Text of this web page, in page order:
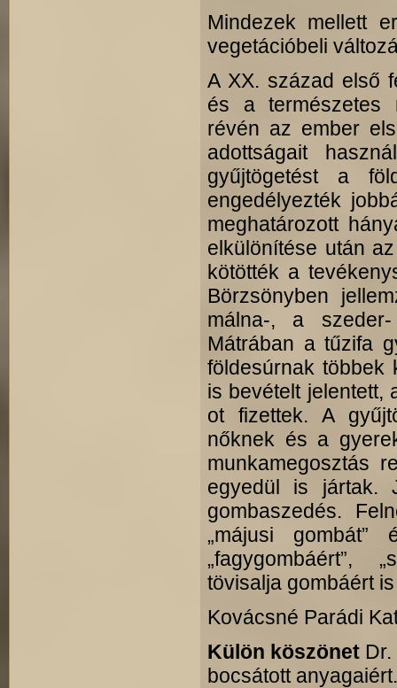
Mindezek mellett
vegetációbeli
A XX. század első
és a természetes
révén az ember
adottságait
gyűjtögetést a
engedélyezték
meghatározott
elkülönítése után
kötötték a
Börzsönyben
málna-, a
Mátrában a tűzifa
földesúrnak többek
is bevételt jelentett,
ot fizettek. A
nőknek és a
munkamegosztás
egyedül is jártak.
gombaszedés.
„májusi
„fagygombáért”,
tövisalja gombáért
Kovácsné Parádi
Külön köszönet
bocsátott